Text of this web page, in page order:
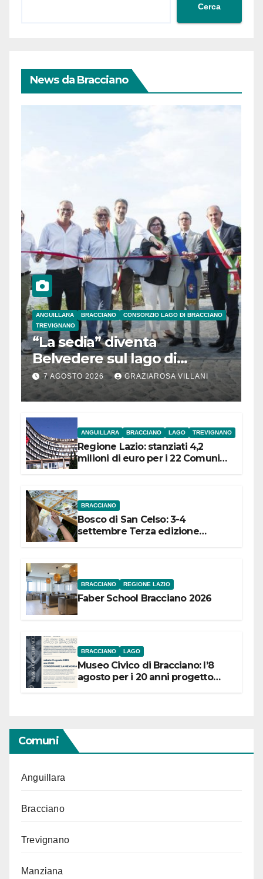
Cerca
News da Bracciano
ANGUILLARA BRACCIANO
CONSORZIO LAGO DI BRACCIANO
TREVIGNANO
“La sedia” diventa
Belvedere sul lago di
Bracciano: ieri
l’inaugurazione
7 AGOSTO 2026 GRAZIAROSA VILLANI
ANGUILLARA BRACCIANO LAGO TREVIGNANO
Regione Lazio: stanziati 4,2
milioni di euro per i 22 Comuni
BRACCIANO
Bosco di San Celso: 3-4
settembre Terza edizione
BRACCIANO REGIONE LAZIO
Faber School Bracciano 2026
BRACCIANO LAGO
Museo Civico di Bracciano: l’8
agosto per i 20 anni progetto
Comuni
Anguillara
Bracciano
Trevignano
Manziana